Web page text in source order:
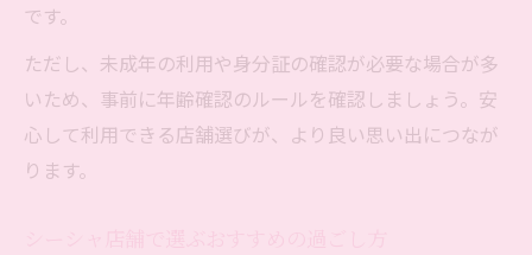
です。
ただし、未成年の利用や身分証の確認が必要な場合が多
いため、事前に年齢確認のルールを確認しましょう。安
心して利用できる店舗選びが、より良い思い出につなが
ります。